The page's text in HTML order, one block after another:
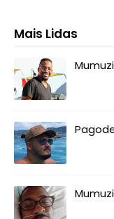
Mais Lidas